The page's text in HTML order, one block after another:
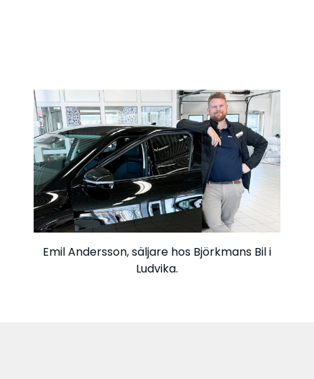
Emil Andersson, säljare hos Björkmans Bil i
Ludvika.